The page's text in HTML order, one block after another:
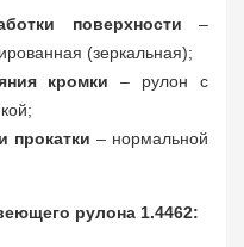
поверхности –
(зеркальная);
кромки – рулон с
прокатки – нормальной
рулона 1.4462: